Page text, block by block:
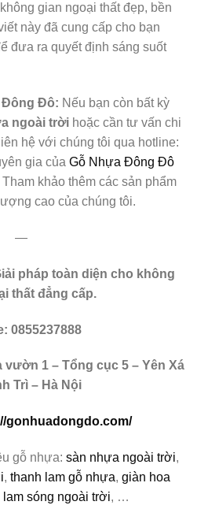
gian ngoại thất đẹp, bền
này đã cung cấp cho bạn
đưa ra quyết định sáng suốt
Đông Đô: Nếu bạn còn bất kỳ
ngoài trời hoặc cần tư vấn chi
hệ với chúng tôi qua hotline:
gia của Gỗ Nhựa Đông Đô
khảo thêm các sản phẩm
cao của chúng tôi.
—
pháp toàn diện cho không
thất đẳng cấp.
0855237888
vườn 1 – Tổng cục 5 – Yên Xá
Trì – Hà Nội
gonhuadongdo.com/
gỗ nhựa: sàn nhựa ngoài trời,
, thanh lam gỗ nhựa, giàn hoa
lam sóng ngoài trời, …